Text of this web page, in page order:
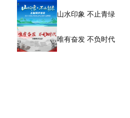
山水印象 不止青绿
唯有奋发 不负时代